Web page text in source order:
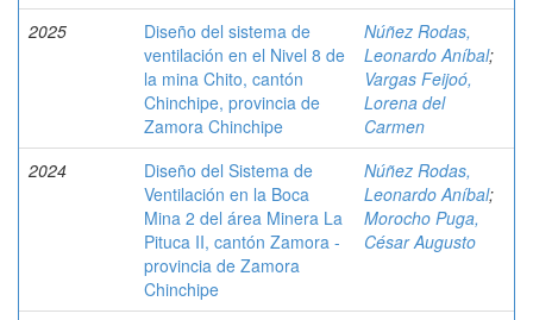
2025
Diseño del sistema de
ventilación en el Nivel 8 de
la mina Chito, cantón
Chinchipe, provincia de
Zamora Chinchipe
Núñez Rodas,
Leonardo Aníbal;
Vargas Feijoó,
Lorena del
Carmen
2024
Diseño del Sistema de
Ventilación en la Boca
Mina 2 del área Minera La
Pituca II, cantón Zamora -
provincia de Zamora
Chinchipe
Núñez Rodas,
Leonardo Aníbal;
Morocho Puga,
César Augusto